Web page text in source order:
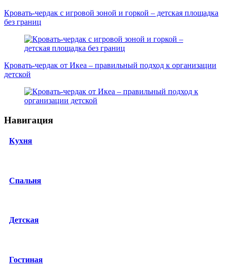
Кровать-чердак с игровой зоной и горкой – детская площадка
без границ
Кровать-чердак от Икеа – правильный подход к организации
детской
Навигация
Кухня
Спальня
Детская
Гостиная